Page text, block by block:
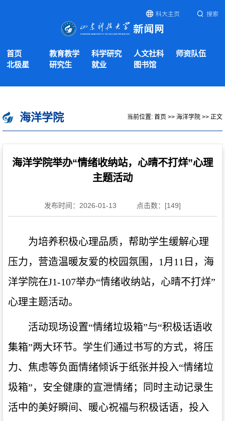
科大主页 搜索
首页 教育教学 科学研究 人文社科
师资队伍
北极星
研究生 就业 图书馆
海洋学院 当前位置: 首页 >> 海洋学院 >> 正文
海洋学院举办“情绪收纳站，心晴不打烊”心理
主题活动
发布时间：2026-01-13 点击数：[149]
为培养积极心理品质， 帮助学生缓解心理
压力， 营造温暖友爱的校园氛围，1月11日，海
洋学院在J1-107举办“情绪收纳站，心晴不打烊”
心理主题活动。
活动现场设置“情绪垃圾箱”与“积极话语收
集箱”两大环节。学生们通过书写的方式，将压
力、焦虑等负面情绪倾诉于纸张并投入“情绪垃
圾箱”，安全健康的宣泄情绪；同时主动记录生
活中的美好瞬间、暖心祝福与积极话语，投入